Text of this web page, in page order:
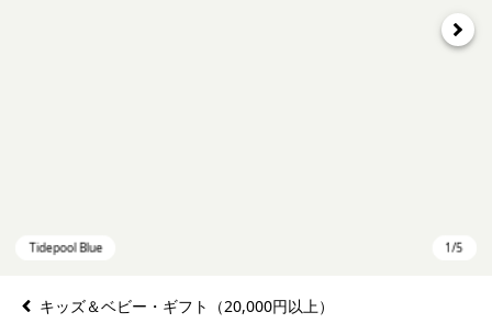
次へ
キッズ＆ベビー・ギフト（20,000円以上）